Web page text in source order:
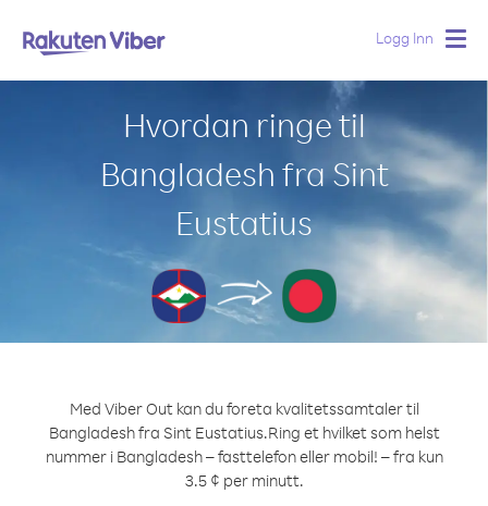
Logg Inn
Hvordan ringe til
Bangladesh fra Sint
Eustatius
Med Viber Out kan du foreta kvalitetssamtaler til
Bangladesh fra Sint Eustatius.Ring et hvilket som helst
nummer i Bangladesh – fasttelefon eller mobil! – fra kun
3.5 ¢ per minutt.